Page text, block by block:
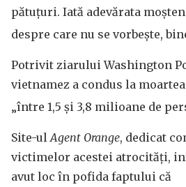
pătuțuri. Iată adevărata
despre care nu se vorbește,
Potrivit ziarului Washington
vietnamez a condus la
„între 1,5 și 3,8 milioane de
Site-ulAgent Orange, dedicat
victimelor acestei atrocități,
avut loc în pofida faptului că